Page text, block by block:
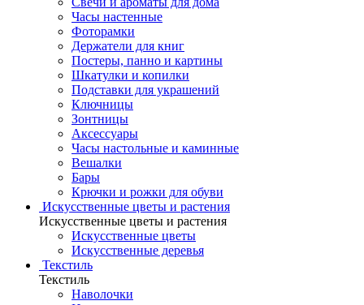
Часы настенные
Фоторамки
Держатели для книг
Постеры, панно и картины
Шкатулки и копилки
Подставки для украшений
Ключницы
Зонтницы
Аксессуары
Часы настольные и каминные
Вешалки
Бары
Крючки и рожки для обуви
Искусственные цветы и растения
Искусственные цветы и растения
Искусственные цветы
Искусcтвенные деревья
Текстиль
Текстиль
Наволочки